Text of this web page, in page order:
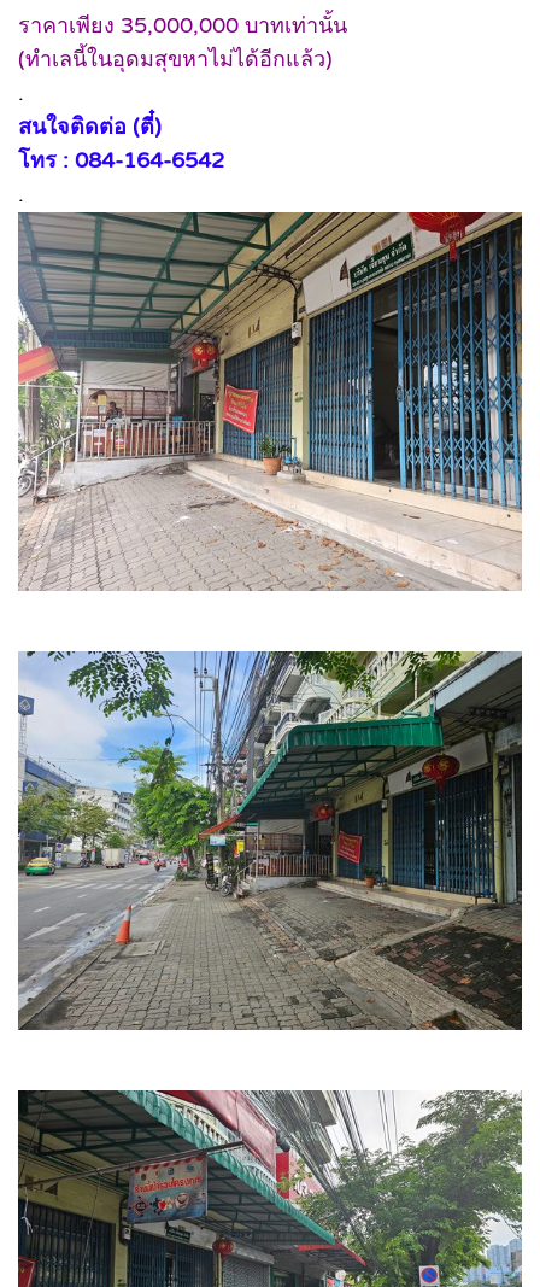
ราคาเพียง 35,000,000 บาทเท่านั้น
(ทำเลนี้ในอุดมสุขหาไม่ได้อีกแล้ว)
.
สนใจติดต่อ (ตี๋)
โทร : 084-164-6542
.